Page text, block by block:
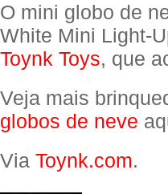
O mini globo de
White Mini Light-
Toynk Toys, que
Veja mais
globos de neve
Via Toynk.com.